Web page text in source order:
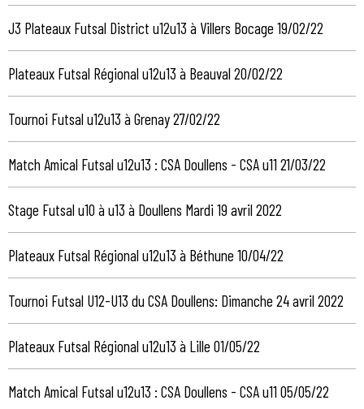
J3 Plateaux Futsal District u12u13 à Villers Bocage 19/02/22
Plateaux Futsal Régional u12u13 à Beauval 20/02/22
Tournoi Futsal u12u13 à Grenay 27/02/22
Match Amical Futsal u12u13 : CSA Doullens - CSA u11 21/03/22
Stage Futsal u10 à u13 à Doullens Mardi 19 avril 2022
Plateaux Futsal Régional u12u13 à Béthune 10/04/22
Tournoi Futsal U12-U13 du CSA Doullens: Dimanche 24 avril 2022
Plateaux Futsal Régional u12u13 à Lille 01/05/22
Match Amical Futsal u12u13 : CSA Doullens - CSA u11 05/05/22